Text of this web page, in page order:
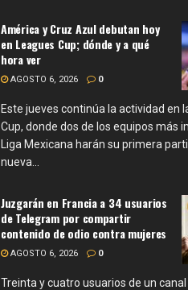
América y Cruz Azul debutan hoy
en Leagues Cup; dónde y a qué
hora ver
AGOSTO 6, 2026 0
Este jueves continúa la actividad en
Cup, donde dos de los equipos más
Liga Mexicana harán su primera
nueva...
Juzgarán en Francia a 34 usuarios
de Telegram por compartir
contenido de odio contra mujeres
AGOSTO 6, 2026 0
Treinta y cuatro usuarios de un